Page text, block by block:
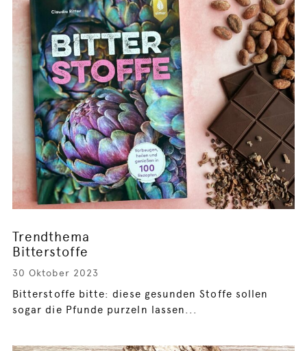
Trendthema
Bitterstoffe
30 Oktober 2023
Bitterstoffe bitte: diese gesunden Stoffe sollen
sogar die Pfunde purzeln lassen...